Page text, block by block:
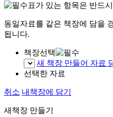
표가 있는 항목은 반드
동일자료를 같은 책장에 담을
됩니다.
책장선택
새 책장 만들어 자료
선택한 자료
취소 내책장에 담기
새책장 만들기